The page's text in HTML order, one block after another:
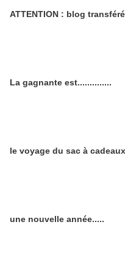
ATTENTION : blog
La gagnante est..............
le voyage du sac à
une nouvelle année.....